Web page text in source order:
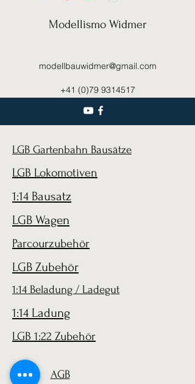
Modellismo Widmer
modellbauwidmer@gmail.com
+41 (0)79 9314517
LGB Gartenbahn Bausätze
LGB Lokomotiven
1:14 Bausatz
LGB Wagen
Parcourzubehör
LGB Zubehör
1:14 Beladung / Ladegut
1:14 Ladung
LGB 1:22 Zubehör
AGB